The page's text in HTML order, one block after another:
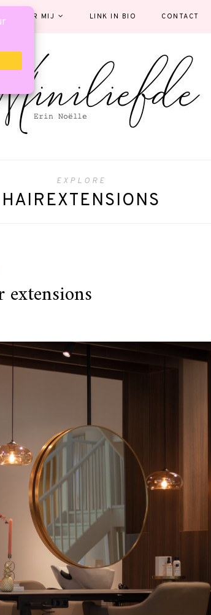
OVER MIJ LINK IN BIO CONTACT
EXPLORE
HAIREXTENSIONS
extensions